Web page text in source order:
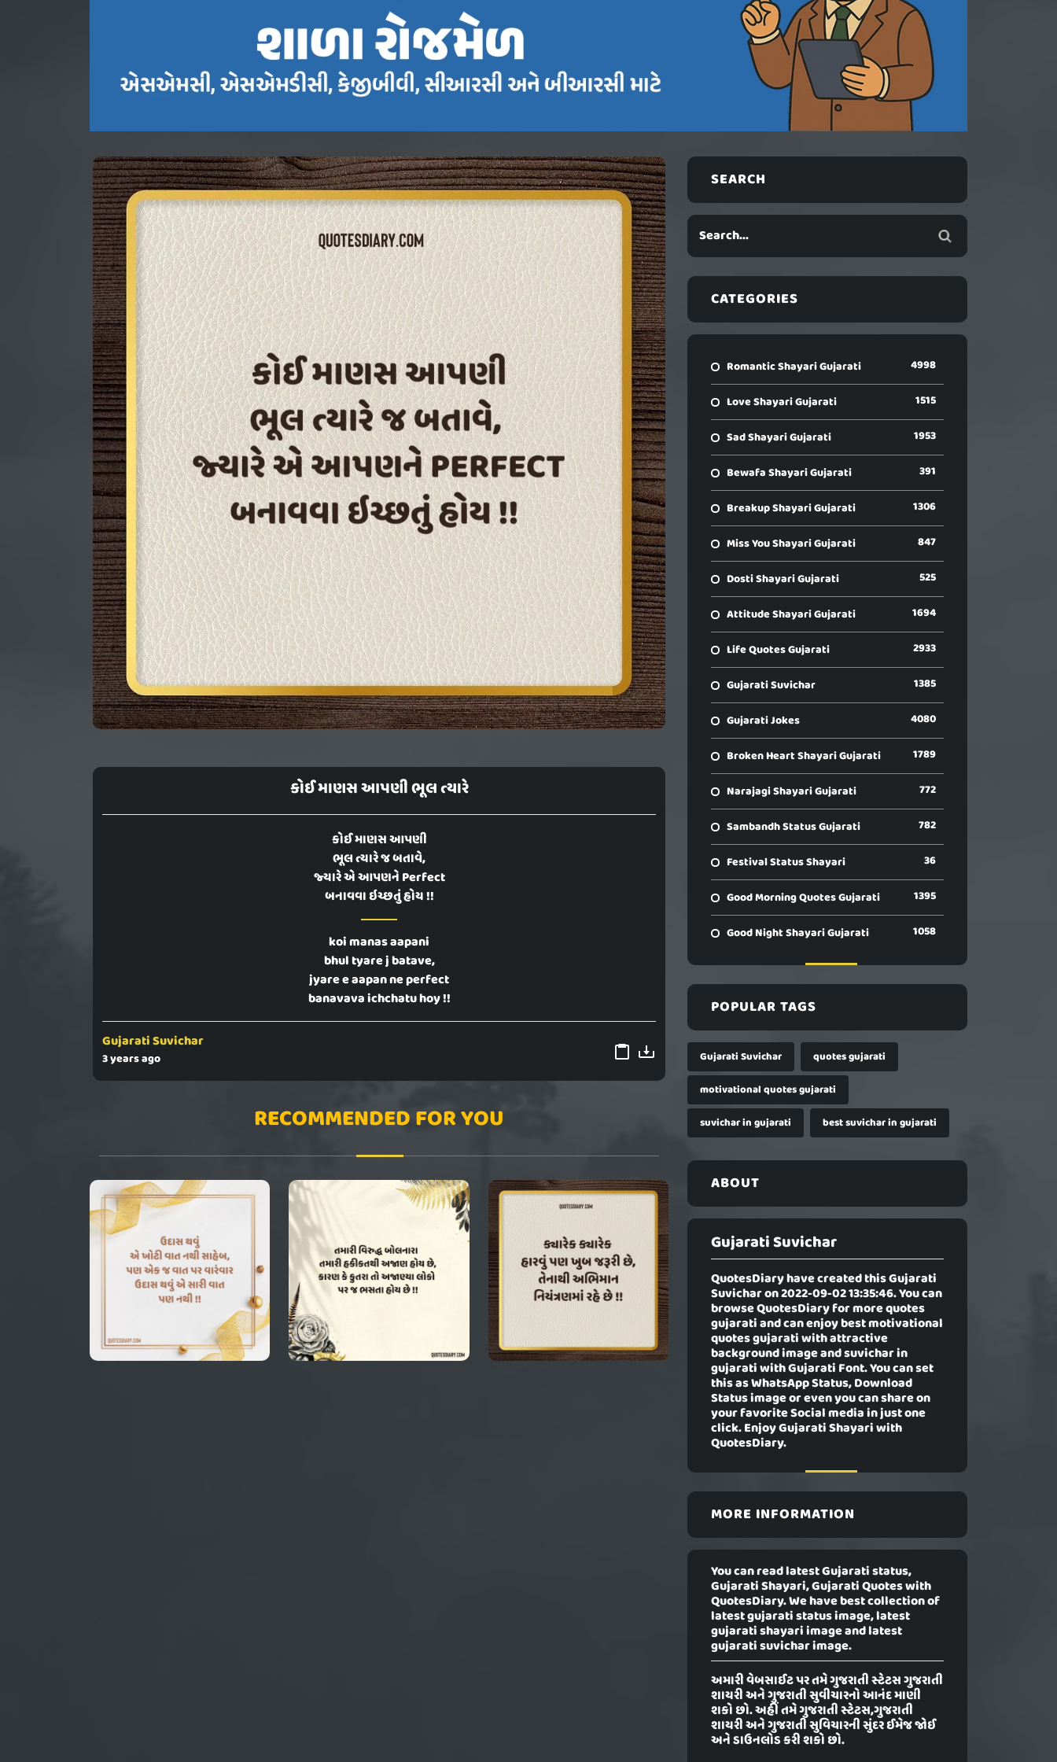
કોઈ માણસ આપણી ભૂલ ત્યારે
કોઈ માણસ આપણી
ભૂલ ત્યારે જ બતાવે,
જ્યારે એ આપણને Perfect
બનાવવા ઇચ્છતું હોય !!
koi manas aapani
bhul tyare j batave,
jyare e aapan ne perfect
banavava ichchatu hoy !!
Gujarati Suvichar
3 years ago
RECOMMENDED FOR YOU
SEARCH
CATEGORIES
Romantic Shayari Gujarati 4998
Love Shayari Gujarati 1515
Sad Shayari Gujarati 1953
Bewafa Shayari Gujarati 391
Breakup Shayari Gujarati 1306
Miss You Shayari Gujarati 847
Dosti Shayari Gujarati 525
Attitude Shayari Gujarati 1694
Life Quotes Gujarati 2933
Gujarati Suvichar 1385
Gujarati Jokes 4080
Broken Heart Shayari Gujarati 1789
Narajagi Shayari Gujarati 772
Sambandh Status Gujarati 782
Festival Status Shayari 36
Good Morning Quotes Gujarati 1395
Good Night Shayari Gujarati 1058
POPULAR TAGS
Gujarati Suvichar
quotes gujarati
motivational quotes gujarati
suvichar in gujarati
best suvichar in gujarati
ABOUT
Gujarati Suvichar
QuotesDiary have created thisGujarati
Suvicharon 2022-09-02 13:35:46. You can
browse QuotesDiary for more quotes
gujarati and can enjoy best motivational
quotes gujarati with attractive
background image and suvichar in
gujarati with Gujarati Font. You can set
this as WhatsApp Status, Download
Status image or even you can share on
your favorite Social media in just one
click. Enjoy Gujarati Shayari with
QuotesDiary.
MORE INFORMATION
You can read latest Gujarati status,
Gujarati Shayari, Gujarati Quotes with
QuotesDiary. We have best collection of
latest gujarati status image, latest
gujarati shayari image and latest
gujarati suvichar image.
અમારી વેબસાઈટ પર તમે ગુજરાતી સ્ટેટસ ગુજરાતી
શાયરી અને ગુજરાતી સુવીચારનો આનંદ માણી
શકો છો. અહીં તમે ગુજરાતી સ્ટેટસ,ગુજરાતી
શાયરી અને ગુજરાતી સુવિચારની સુંદર ઈમેજ જોઈ
અને ડાઉનલોડ કરી શકો છો.